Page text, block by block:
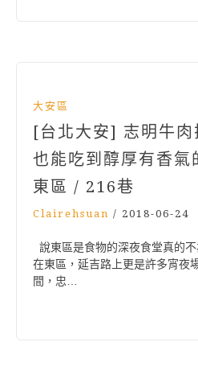
大安區
[台北大安] 志明牛肉
也能吃到醇厚有香氣
東區 / 216巷
Clairehsuan / 2018-06-24
說東區是食物的深夜食堂真的
在東區，延吉路上更是許多宵夜
間，忠…